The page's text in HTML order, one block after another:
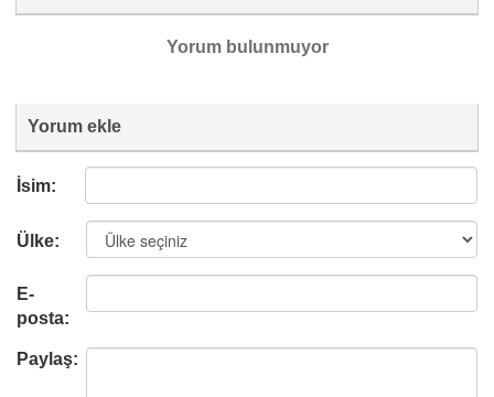
Yorum bulunmuyor
Yorum ekle
İsim:
Ülke:
E-
posta:
Paylaş: